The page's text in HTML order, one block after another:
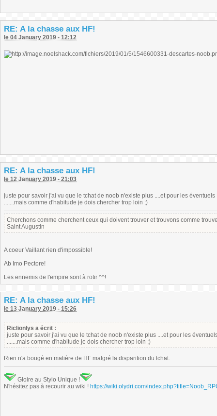
RE: A la chasse aux HF!
le 04 January 2019 - 12:12
RE: A la chasse aux HF!
le 12 January 2019 - 21:03
juste pour savoir j'ai vu que le tchat de noob n'existe plus ....et pour les
.......mais comme d'habitude je dois chercher trop loin ;)
Cherchons comme cherchent ceux qui doivent trouver et trouvons comme
Saint Augustin
A coeur Vaillant rien d'impossible!
Ab Imo Pectore!
Les ennemis de l'empire sont à rotir ^^!
RE: A la chasse aux HF!
le 13 January 2019 - 15:26
Riclionlys a écrit :
juste pour savoir j'ai vu que le tchat de noob n'existe plus ....et pour les
.......mais comme d'habitude je dois chercher trop loin ;)
Rien n'a bougé en matière de HF malgré la disparition du tchat.
Gloire au Stylo Unique !
N'hésitez pas à recourir au wiki ! https://wiki.olydri.com/